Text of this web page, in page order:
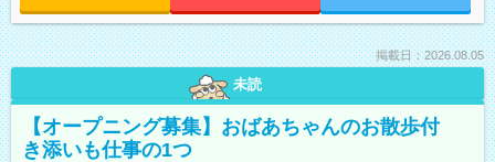
掲載日：2026.08.05
未読
【オープニング募集】おばあちゃんのお散歩付
き添いも仕事の1つ